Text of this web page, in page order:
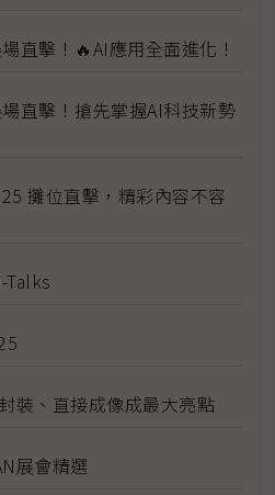
直擊！🔥AI應用全面進化！
直擊！搶先掌握AI科技新勢
攤位直擊，精彩內容不容
Talks
裝、直接成像成最大亮點
展會精選